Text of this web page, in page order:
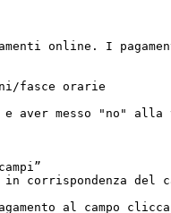
online. I
fasce orarie
aver messo "no"
del
al campo